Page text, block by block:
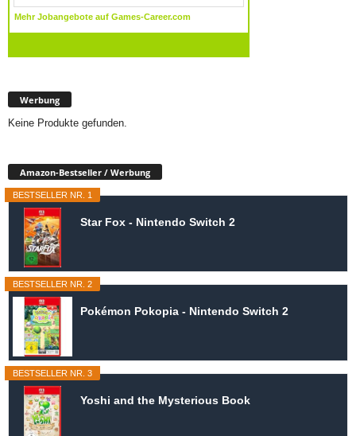
Werbung
Keine Produkte gefunden.
Amazon-Bestseller / Werbung
BESTSELLER NR. 1
Star Fox - Nintendo Switch 2
BESTSELLER NR. 2
Pokémon Pokopia - Nintendo Switch 2
BESTSELLER NR. 3
Yoshi and the Mysterious Book